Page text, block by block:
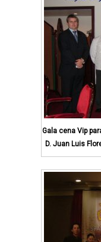
Gala cena Vip
D. Juan Luis